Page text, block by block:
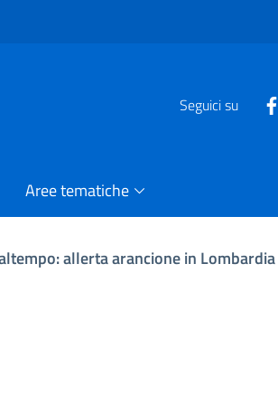
Seguici su
Aree tematiche
allerta arancione in Lombardia